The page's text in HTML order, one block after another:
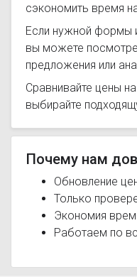
сэкономить время
Если нужной формы
вы можете
предложения или
Сравнивайте цены на
выбирайте
Почему нам
Обновление
Только
Экономия
Работаем по